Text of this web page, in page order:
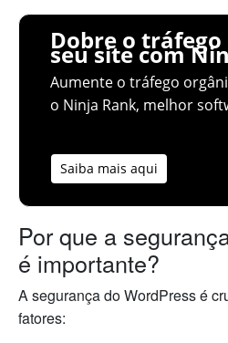
Dobre o
seu site com
Aumente o tráfego
o Ninja Rank, melhor
Saiba mais aqui
Por que a
é importante?
A segurança do WordPress é
fatores: